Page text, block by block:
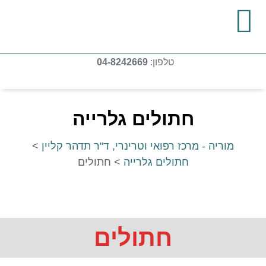
טלפון: 04-8242669
חתולים גלרייה
מוריה - מרכז רפואי וטרינרי, ד"ר תדהר קליין >
חתולים גלרייה > חתולים
חתולים